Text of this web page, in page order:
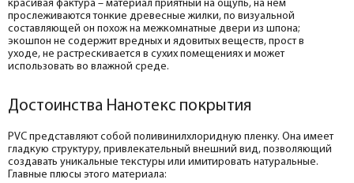
красивая фактура – материал приятный на ощупь, на нем
прослеживаются тонкие древесные жилки, по визуальной
составляющей он похож на межкомнатные двери из шпона;
экошпон не содержит вредных и ядовитых веществ, прост в
уходе, не растрескивается в сухих помещениях и может
использовать во влажной среде.
Достоинства Нанотекс покрытия
PVC представляют собой поливинилхлоридную пленку. Она имеет
гладкую структуру, привлекательный внешний вид, позволяющий
создавать уникальные текстуры или имитировать натуральные.
Главные плюсы этого материала: